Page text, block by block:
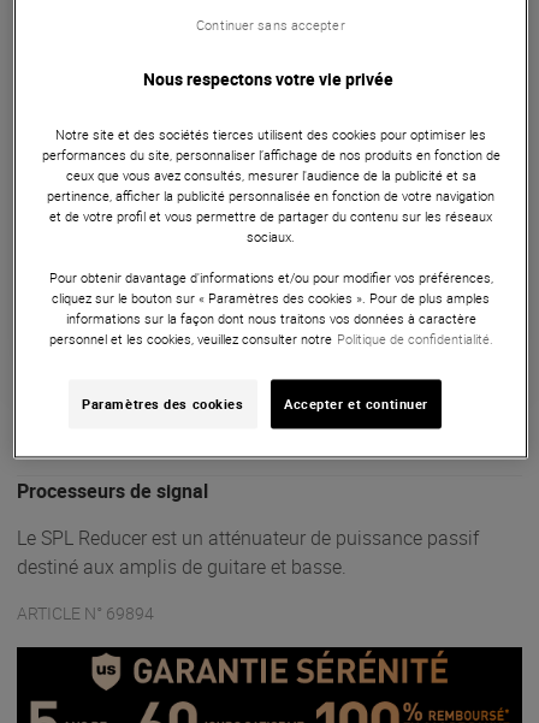
dont éco-part : 0,07 €
Pas en Stock
Livraison Gratuite
139,67 €/ mois
Apport initial :
Mensualités :
2x139.67 €
Coût de financement :
0 €
TAEG fixe : 0%
Garantie 3 ans
Processeurs de signal
Le SPL Reducer est un atténuateur de puissance passif
destiné aux amplis de guitare et basse.
ARTICLE N° 69894
Nous respectons votre vie privée
Notre site et des sociétés tierces utilisent des cookies pour optimiser les
performances du site, personnaliser l’affichage de nos produits en fonction de
ceux que vous avez consultés, mesurer l'audience de la publicité et sa
pertinence, afficher la publicité personnalisée en fonction de votre navigation
et de votre profil et vous permettre de partager du contenu sur les réseaux
sociaux.
Pour obtenir davantage d'informations et/ou pour modifier vos préférences,
cliquez sur le bouton sur « Paramètres des cookies ». Pour de plus amples
informations sur la façon dont nous traitons vos données à caractère
personnel et les cookies, veuillez consulter notre Politique de confidentialité.
Paramètres des cookies Accepter et continuer
Continuer sans accepter